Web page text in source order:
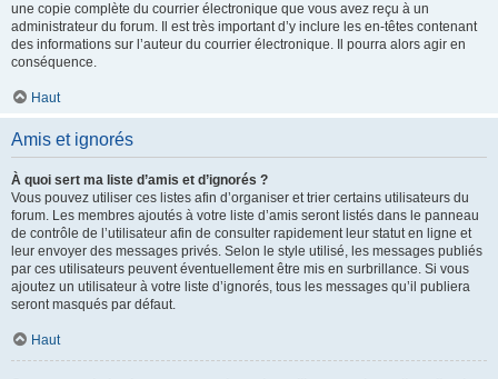
une copie complète du courrier électronique que vous avez reçu à un
administrateur du forum. Il est très important d’y inclure les en-têtes contenant
des informations sur l’auteur du courrier électronique. Il pourra alors agir en
conséquence.
Haut
Amis et ignorés
À quoi sert ma liste d’amis et d’ignorés ?
Vous pouvez utiliser ces listes afin d’organiser et trier certains utilisateurs du
forum. Les membres ajoutés à votre liste d’amis seront listés dans le panneau
de contrôle de l’utilisateur afin de consulter rapidement leur statut en ligne et
leur envoyer des messages privés. Selon le style utilisé, les messages publiés
par ces utilisateurs peuvent éventuellement être mis en surbrillance. Si vous
ajoutez un utilisateur à votre liste d’ignorés, tous les messages qu’il publiera
seront masqués par défaut.
Haut